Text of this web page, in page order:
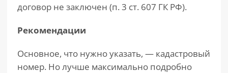
договор не заключен (п. 3 ст. 607 ГК РФ).
Рекомендации
Основное, что нужно указать, — кадастровый
номер. Но лучше максимально подробно